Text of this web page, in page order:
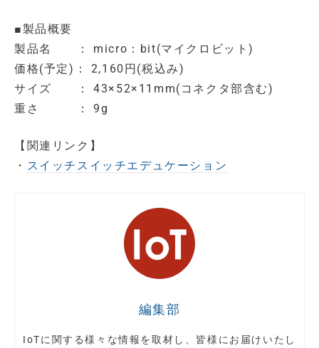
■製品概要
製品名 ： micro：bit(マイクロビット)
価格(予定)： 2,160円(税込み)
サイズ ： 43×52×11mm(コネクタ部含む)
重さ ： 9g
【関連リンク】
・ スイッチスイッチエデュケーション
編集部
IoTに関する様々な情報を取材し、皆様にお届けいたし